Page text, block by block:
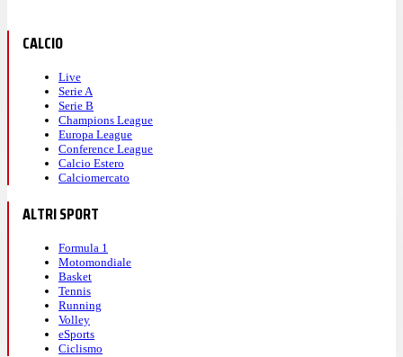
CALCIO
Live
Serie A
Serie B
Champions League
Europa League
Conference League
Calcio Estero
Calciomercato
ALTRI SPORT
Formula 1
Motomondiale
Basket
Tennis
Running
Volley
eSports
Ciclismo